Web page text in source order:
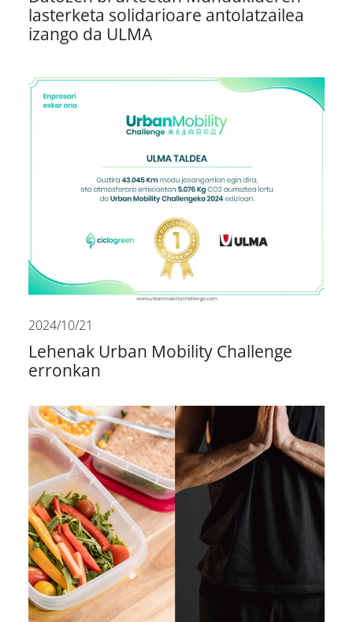
lasterketa solidarioare antolatzailea
izango da ULMA
2024/10/21
Lehenak Urban Mobility Challenge
erronkan